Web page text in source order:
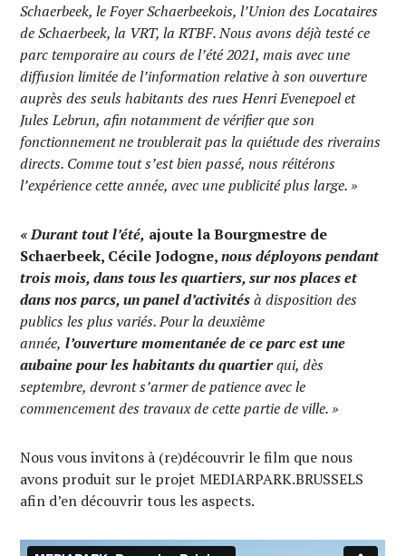
Schaerbeek, le Foyer Schaerbeekois, l’Union des Locataires
de Schaerbeek, la VRT, la RTBF. Nous avons déjà testé ce
parc temporaire au cours de l’été 2021, mais avec une
diffusion limitée de l’information relative à son ouverture
auprès des seuls habitants des rues Henri Evenepoel et
Jules Lebrun, afin notamment de vérifier que son
fonctionnement ne troublerait pas la quiétude des riverains
directs. Comme tout s’est bien passé, nous réitérons
l’expérience cette année, avec une publicité plus large. »
« Durant tout l’été, ajoute la Bourgmestre de
Schaerbeek, Cécile Jodogne,nous déployons pendant
trois mois, dans tous les quartiers, sur nos places et
dans nos parcs, un panel d’activitésà disposition des
publics les plus variés. Pour la deuxième
année, l’ouverture momentanée de ce parc est une
aubaine pour les habitants du quartierqui, dès
septembre, devront s’armer de patience avec le
commencement des travaux de cette partie de ville. »
Nous vous invitons à (re)découvrir le film que nous
avons produit sur le projet MEDIARPARK.BRUSSELS
afin d’en découvrir tous les aspects.